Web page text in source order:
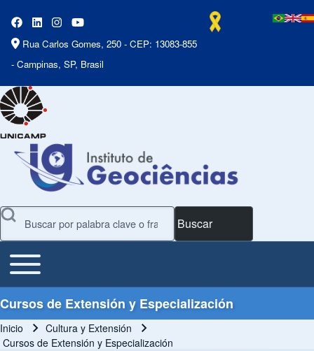
Rua Carlos Gomes, 250 - CEP: 13083-855
- Campinas, SP, Brasil
Buscar
Main Menu
Toggle main menu
Cursos de Extensión y Especialización
Ruta de navegación
Inicio
Cultura y Extensión
Cursos de Extensión y Especialización